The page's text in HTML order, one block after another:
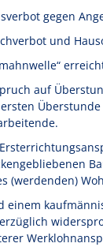
gegen
und
auf
(werdenden)
einem